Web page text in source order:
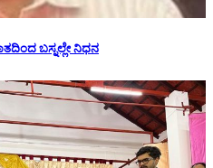
ಬಸ್ನಲ್ಲೇ ನಿಧನ